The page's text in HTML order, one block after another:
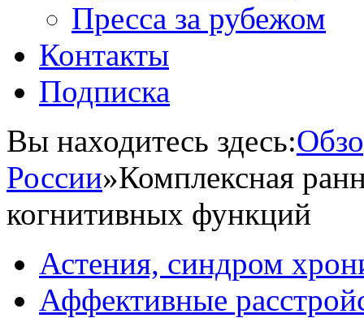
Пресса за рубежом
Контакты
Подписка
Вы находитесь здесь:
России»Комплексная
когнитивных функций
Астения, синдром
Аффективные